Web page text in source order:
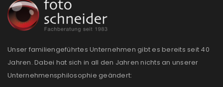
NEWSLETTER ABONNIEREN
Please select all the ways you would like to hear from
us
Unser familiengeführtes Unternehmen gibt es bereits seit 40
Jahren. Dabei hat sich in all den Jahren nichts an unserer
Unternehmensphilosophie geändert: